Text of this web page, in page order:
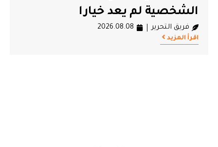
الشخصية لم يعد خيارا
فريق التحرير 2026.08.08
اقرأ المزيد